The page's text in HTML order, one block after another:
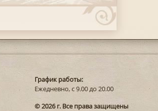
График работы:
Ежедневно, с 9.00 до 20.00
© 2026 г. Все права защищены